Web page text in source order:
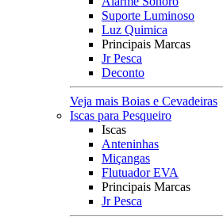
Suporte Luminoso
Luz Quimica
Principais Marcas
Jr Pesca
Deconto
Veja mais Boias e Cevadeiras
Iscas para Pesqueiro
Iscas
Anteninhas
Miçangas
Flutuador EVA
Principais Marcas
Jr Pesca